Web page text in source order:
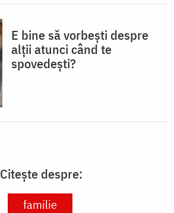
E bine să vorbești despre
alții atunci când te
spovedești?
Citește despre:
familie